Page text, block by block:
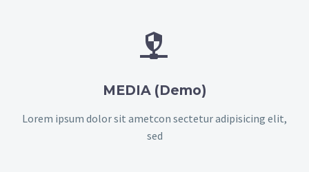


MEDIA (Demo)
Lorem ipsum dolor sit ametcon sectetur adipisicing elit,
sed